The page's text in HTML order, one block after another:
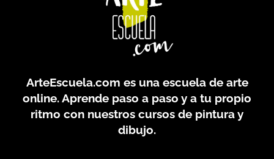
ArteEscuela.com es una escuela de arte
online. Aprende paso a paso y a tu propio
ritmo con nuestros cursos de pintura y
dibujo.